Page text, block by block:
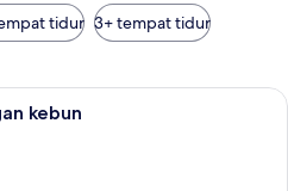
tidur 3+ tempat tidur
Kamar Standar, pemandangan
kebun